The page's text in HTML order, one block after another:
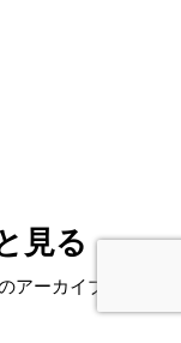
見る
アーカイブに